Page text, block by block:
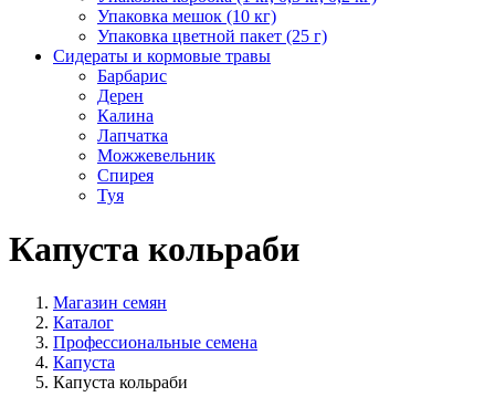
Упаковка мешок (10 кг)
Упаковка цветной пакет (25 г)
Сидераты и кормовые травы
Барбарис
Дерен
Калина
Лапчатка
Можжевельник
Спирея
Туя
Капуста кольраби
Магазин семян
Каталог
Профессиональные семена
Капуста
Капуста кольраби